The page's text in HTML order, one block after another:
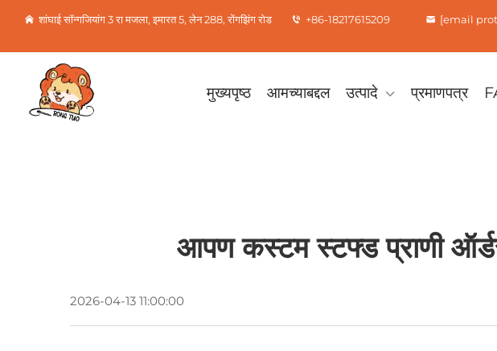
शांघाई सॉन्गजियांग 3 रा मजला, इमारत 5, लेन 288, रोंगझिंग रोड +86-18217615209 [email
मुख्यपृष्ठ आमच्याबद्दल उत्पादे प्रमाणपत्र
आपण कस्टम स्टफ्ड प्राणी
2026-04-13 11:00:00